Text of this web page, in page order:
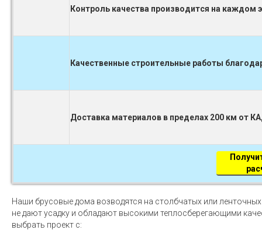
Контроль качества производится на
Качественные строительные работы
Доставка материалов в пределах 200 км от
Наши брусовые дома возводятся на столбчатых или
не дают усадку и обладают высокими теплосберегающими
выбрать проект с: